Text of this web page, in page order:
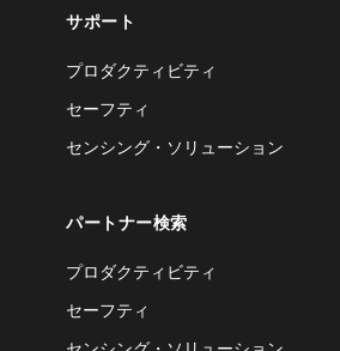
サポート
プロダクティビティ
セーフティ
センシング・ソリューション
パートナー検索
プロダクティビティ
セーフティ